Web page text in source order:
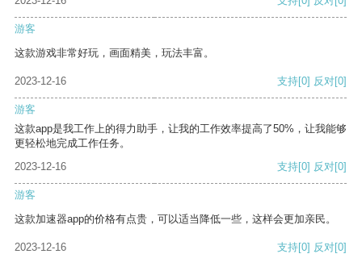
游客
这款游戏非常好玩，画面精美，玩法丰富。
2023-12-16 支持[0] 反对[0]
游客
这款app是我工作上的得力助手，让我的工作效率提高了50%，让我能够
更轻松地完成工作任务。
2023-12-16
支持[0] 反对[0]
游客
这款加速器app的价格有点贵，可以适当降低一些，这样会更加亲民。
2023-12-16 支持[0] 反对[0]